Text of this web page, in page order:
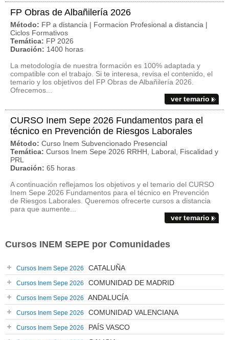
FP Obras de Albañilería 2026
Método: FP a distancia | Formacion Profesional a distancia |
Ciclos Formativos
Temática: FP 2026
Duración: 1400 horas
La metodología de nuestra formación es 100% adaptada y
compatible con el trabajo. Si te interesa, revisa el contenido, el
temario y los objetivos del FP Obras de Albañilería 2026.
Ofrecemos...
ver temario
CURSO Inem Sepe 2026 Fundamentos para el
técnico en Prevención de Riesgos Laborales
Método: Curso Inem Subvencionado Presencial
Temática: Cursos Inem Sepe 2026 RRHH, Laboral, Fiscalidad y
PRL
Duración: 65 horas
A continuación reflejamos los objetivos y el temario del CURSO
Inem Sepe 2026 Fundamentos para el técnico en Prevención
de Riesgos Laborales. Queremos ofrecerte cursos a distancia
para que aumente...
ver temario
Cursos INEM SEPE por Comunidades
Cursos Inem Sepe 2026 CATALUÑA
Cursos Inem Sepe 2026 COMUNIDAD DE MADRID
Cursos Inem Sepe 2026 ANDALUCÍA
Cursos Inem Sepe 2026 COMUNIDAD VALENCIANA
Cursos Inem Sepe 2026 PAÍS VASCO